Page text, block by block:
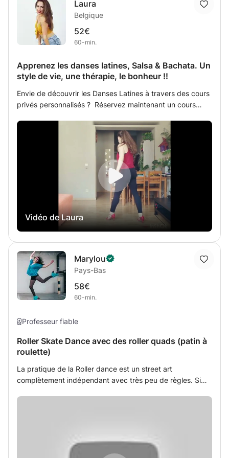
orientale, et pouvoir évoluer avec aisance et grâce. Il
s'adresse aux niveaux débutants, intermédiaires et
avancés. Hâte de vous transmettre la beauté de cet art :)
Laura
Belgique
52€
60-min.
Apprenez les danses latines, Salsa & Bachata. Un
style de vie, une thérapie, le bonheur !!
Envie de découvrir les Danses Latines à travers des cours
privés personnalisés ? Réservez maintenant un cours
améliorer votre danse.
Vidéo de Laura
Marylou
Pays-Bas
58€
60-min.
Professeur fiable
Roller Skate Dance avec des roller quads (patin à
roulette)
La pratique de la Roller dance est un street art
complètement indépendant avec très peu de règles. Si
gagner en confiance sur les roller grâce a des exercices